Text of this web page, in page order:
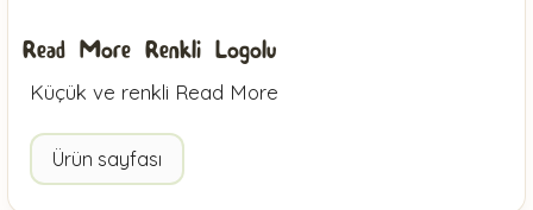
Read More Renkli Logolu
Küçük ve renkli Read More
Ürün sayfası